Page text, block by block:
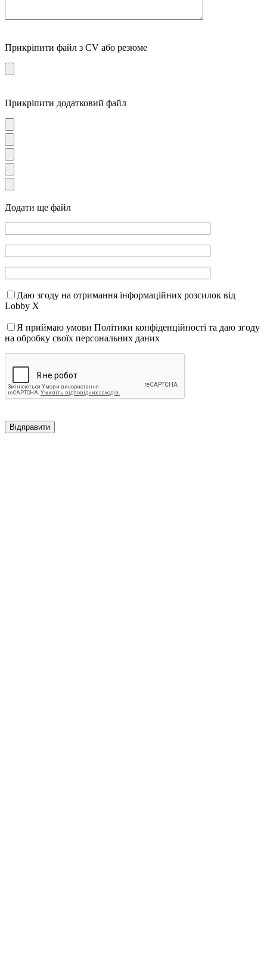
Прикріпити файл з CV або резюме
Прикріпити додатковий файл
Додати ще файл
Даю згоду на отримання інформаційних розсилок від
Lobby X
Я приймаю умови Політики конфіденційності та даю згоду
на обробку своїх персональних даних